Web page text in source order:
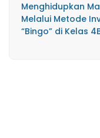
Menghidupkan
Melalui Metode
“Bingo” di Kelas